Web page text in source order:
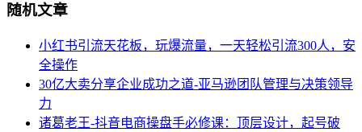
随机文章
小红书引流天花板，玩爆流量，一天轻松引流300人，安
全操作
30亿大卖分享企业成功之道-亚马逊团队管理与决策领导
力
诸葛老王-抖音电商操盘手必修课：顶层设计，​起号破